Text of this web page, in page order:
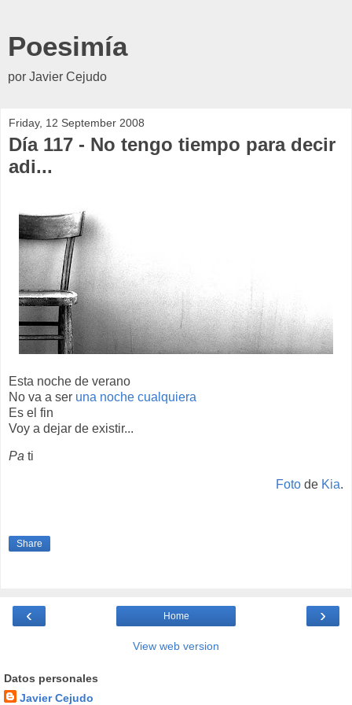
Poesimía
por Javier Cejudo
Friday, 12 September 2008
Día 117 - No tengo tiempo para decir
adi...
Esta noche de verano
No va a ser una noche cualquiera
Es el fin
Voy a dejar de existir...
Pa ti
Foto de Kia.
Share
‹ ›
Home
View web version
Datos personales
Javier Cejudo